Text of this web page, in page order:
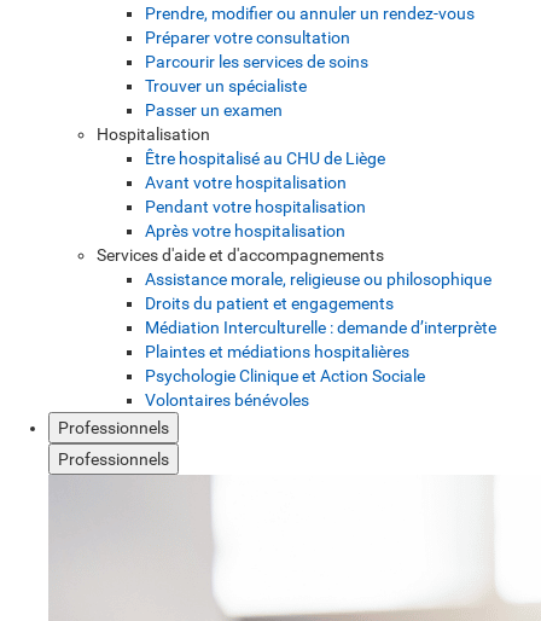
Prendre, modifier ou annuler un rendez-vous
Préparer votre consultation
Parcourir les services de soins
Trouver un spécialiste
Passer un examen
Hospitalisation
Être hospitalisé au CHU de Liège
Avant votre hospitalisation
Pendant votre hospitalisation
Après votre hospitalisation
Services d'aide et d'accompagnements
Assistance morale, religieuse ou philosophique
Droits du patient et engagements
Médiation Interculturelle : demande d’interprète
Plaintes et médiations hospitalières
Psychologie Clinique et Action Sociale
Volontaires bénévoles
Professionnels
Professionnels